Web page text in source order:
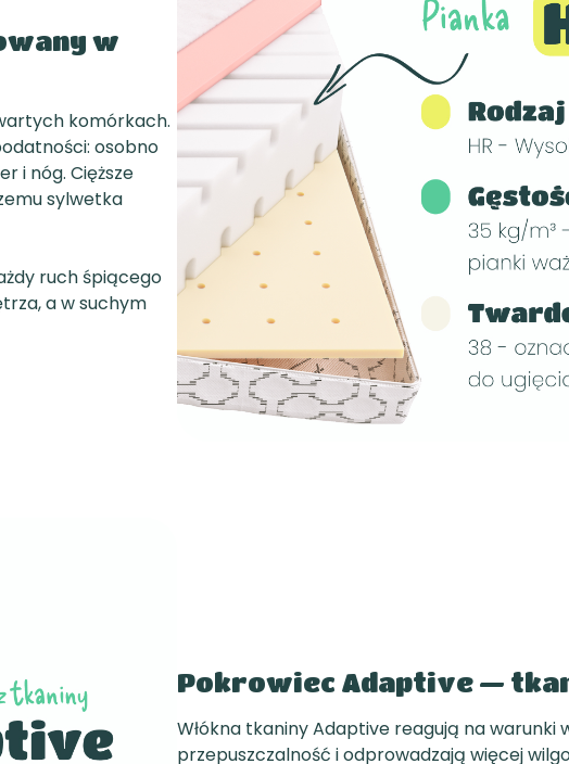
w
komórkach.
osobno
i nóg. Cięższe
sylwetka
ruch śpiącego
a w suchym
Pokrowiec Adaptive —
Włókna tkaniny Adaptive reagują na warunki
przepuszczalność i odprowadzają więcej